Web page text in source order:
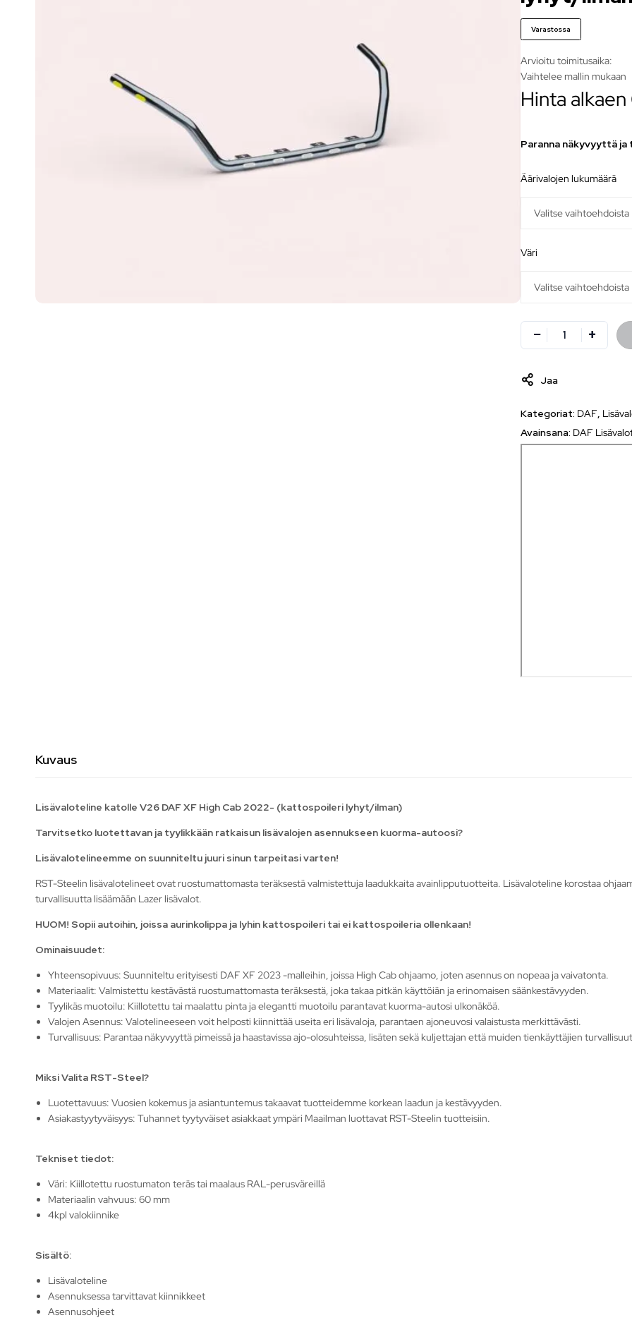
Varastossa
Arvioitu toimitusaika:
Vaihtelee mallin mukaan
Hinta alkaen
Paranna näkyvyyttä ja
äärivalojen lukumäärä
väri
Jaa
Kategoriat: DAF
Avainsana: DAF
Kuvaus
Lisävaloteline katolle V26 DAF XF High Cab 2022- (kattospoileri lyhyt/ilman)
Tarvitsetko luotettavan ja tyylikkään ratkaisun lisävalojen asennukseen kuorma-autoosi?
Lisävalotelineemme on suunniteltu juuri sinun tarpeitasi varten!
RST-Steelin lisävalotelineet ovat ruostumattomasta teräksestä valmistettuja laadukkaita avainlipputuotteita. Lisävaloteline korostaa
turvallisuutta lisäämään Lazer lisävalot.
HUOM! Sopii autoihin, joissa aurinkolippa ja lyhin kattospoileri tai ei kattospoileria ollenkaan!
Ominaisuudet:
Yhteensopivuus: Suunniteltu erityisesti DAF XF 2023 -malleihin, joissa High Cab ohjaamo, joten asennus on nopeaa ja vaivatonta.
Materiaalit: Valmistettu kestävästä ruostumattomasta teräksestä, joka takaa pitkän käyttöiän ja erinomaisen säänkestävyyden.
Tyylikäs muotoilu: Kiillotettu tai maalattu pinta ja elegantti muotoilu parantavat kuorma-autosi ulkonäköä.
Valojen Asennus: Valotelineeseen voit helposti kiinnittää useita eri lisävaloja, parantaen ajoneuvosi valaistusta merkittävästi.
Turvallisuus: Parantaa näkyvyyttä pimeissä ja haastavissa ajo-olosuhteissa, lisäten sekä kuljettajan että muiden tienkäyttäjien
Miksi Valita RST-Steel?
Luotettavuus: Vuosien kokemus ja asiantuntemus takaavat tuotteidemme korkean laadun ja kestävyyden.
Asiakastyytyväisyys: Tuhannet tyytyväiset asiakkaat ympäri Maailman luottavat RST-Steelin tuotteisiin.
Tekniset tiedot:
Väri: Kiillotettu ruostumaton teräs tai maalaus RAL-perusväreillä
Materiaalin vahvuus: 60 mm
4kpl valokiinnike
Sisältö:
Lisävaloteline
Asennuksessa tarvittavat kiinnikkeet
Asennusohjeet